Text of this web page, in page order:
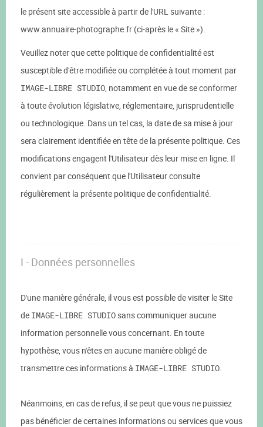
le présent site accessible à partir de l'URL suivante :
www.annuaire-photographe.fr (ci-après le « Site »).
Veuillez noter que cette politique de confidentialité est
susceptible d'être modifiée ou complétée à tout moment par
IMAGE-LIBRE STUDIO, notamment en vue de se conformer
à toute évolution législative, réglementaire, jurisprudentielle
ou technologique. Dans un tel cas, la date de sa mise à jour
sera clairement identifiée en tête de la présente politique. Ces
modifications engagent l'Utilisateur dès leur mise en ligne. Il
convient par conséquent que l'Utilisateur consulte
régulièrement la présente politique de confidentialité.
I - Données personnelles
D'une manière générale, il vous est possible de visiter le Site
de IMAGE-LIBRE STUDIOsans communiquer aucune
information personnelle vous concernant. En toute
hypothèse, vous n'êtes en aucune manière obligé de
transmettre ces informations à IMAGE-LIBRE STUDIO.
Néanmoins, en cas de refus, il se peut que vous ne puissiez
pas bénéficier de certaines informations ou services que vous